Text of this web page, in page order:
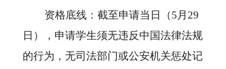
资格底线：截至申请当日（5月29
日），申请学生须无违反中国法律法规
的行为，无司法部门或公安机关惩处记